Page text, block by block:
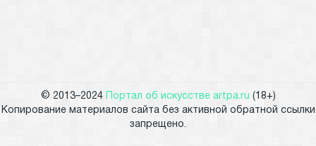
© 2013–2024 Портал об искусстве artpa.ru (18+)
Копирование материалов сайта без активной обратной ссылки
запрещено.